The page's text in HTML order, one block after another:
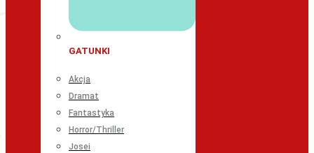
GATUNKI
Akcja
Dramat
Fantastyka
Horror/Thriller
Josei